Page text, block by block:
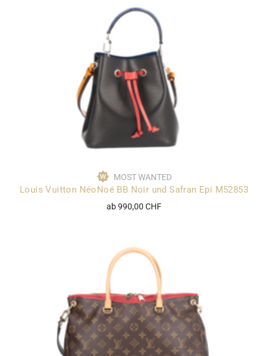
MOST WANTED
Louis Vuitton NéoNoé BB Noir und Safran Epi M52853
ab 990,00 CHF